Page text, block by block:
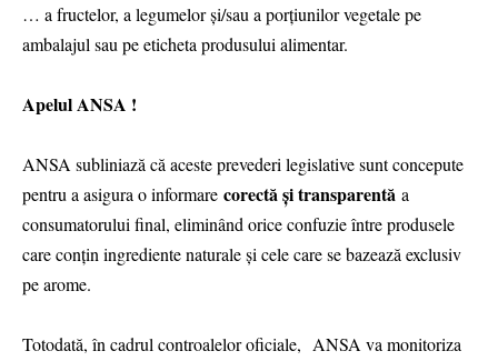
… a fructelor, a legumelor și/sau a porțiunilor vegetale pe
ambalajul sau pe eticheta produsului alimentar.
Apelul ANSA !
ANSA subliniază că aceste prevederi legislative sunt concepute
pentru a asigura o informare corectă și transparentă a
consumatorului final, eliminând orice confuzie între produsele
care conțin ingrediente naturale și cele care se bazează exclusiv
pe arome.
Totodată, în cadrul controalelor oficiale, ANSA va monitoriza